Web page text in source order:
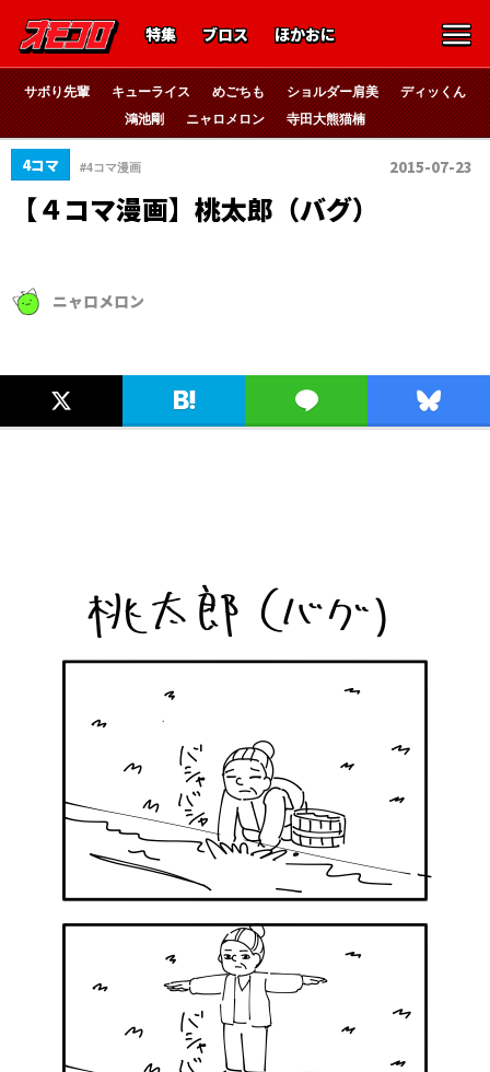
特集 ブロス ほかおに
サボり先輩 キューライス めごちも ショルダー肩美
ディッくん
鴻池剛
ニャロメロン 寺田大熊猫楠
4コマ #4コマ漫画 2015-07-23
【４コマ漫画】桃太郎（バグ）
ニャロメロン